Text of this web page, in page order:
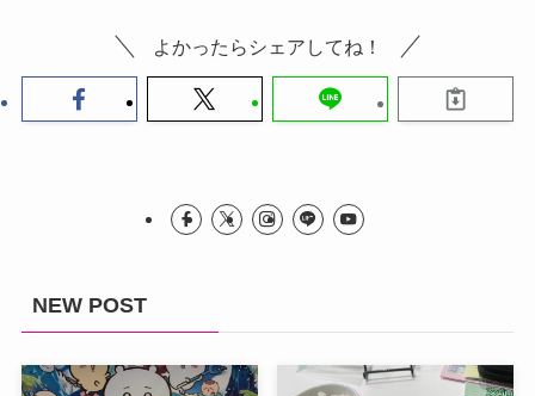
よかったらシェアしてね！
NEW POST